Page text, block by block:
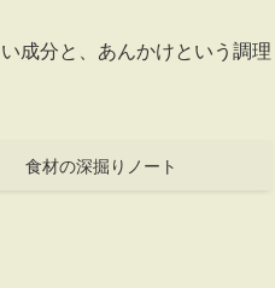
成分と、あんかけという調理
食材の深掘りノート